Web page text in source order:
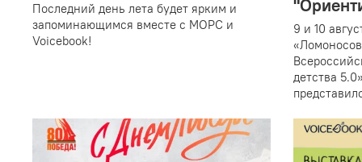
Последний день лета будет ярким и
запоминающимся вместе с МОРС и
Voicebook!
9 и 10
детства